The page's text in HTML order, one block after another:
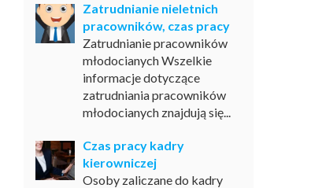
Zatrudnianie nieletnich
pracowników, czas pracy
Zatrudnianie pracowników
młodocianych Wszelkie
informacje dotyczące
zatrudniania pracowników
młodocianych znajdują się...
Czas pracy kadry
kierowniczej
Osoby zaliczane do kadry